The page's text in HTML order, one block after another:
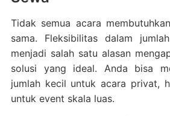
Tidak semua acara
sama. Fleksibilitas dalam
menjadi salah satu alasan
solusi yang ideal. Anda bisa
jumlah kecil untuk acara privat,
untuk event skala luas.